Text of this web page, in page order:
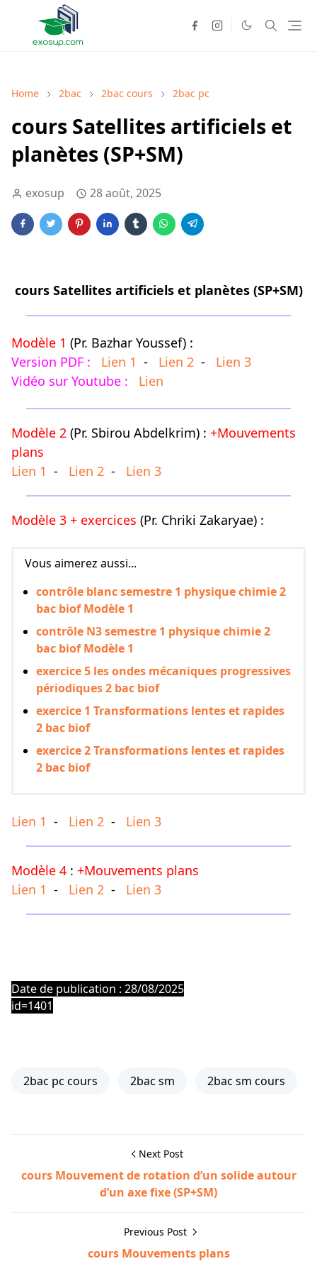
Home 2bac 2bac cours 2bac pc
cours Satellites artificiels et
planètes (SP+SM)
exosup 28 août, 2025
cours Satellites artificiels et planètes (SP+SM)
Modèle 1 (Pr. Bazhar Youssef) :
Version PDF :
Lien 1 - Lien 2 - Lien 3
Vidéo sur Youtube :
Lien
Modèle 2 (Pr. Sbirou Abdelkrim) : +Mouvements
plans
Lien 1 - Lien 2 - Lien 3
Modèle 3 + exercices (Pr. Chriki Zakaryae) :
Vous aimerez aussi...
contrôle blanc semestre 1 physique chimie 2
bac biof Modèle 1
contrôle N3 semestre 1 physique chimie 2
bac biof Modèle 1
exercice 5 les ondes mécaniques progressives
périodiques 2 bac biof
exercice 1 Transformations lentes et rapides
2 bac biof
exercice 2 Transformations lentes et rapides
2 bac biof
Lien 1 - Lien 2 - Lien 3
Modèle 4 : +Mouvements plans
Lien 1 - Lien 2 - Lien 3
Date de publication : 28/08/2025
id=1401
2bac pc cours 2bac sm 2bac sm cours
Next Post
cours Mouvement de rotation d’un solide autour
d’un axe fixe (SP+SM)
Previous Post
cours Mouvements plans